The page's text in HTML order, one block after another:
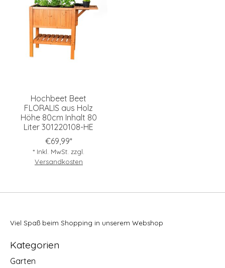
Hochbeet Beet
FLORALIS aus Holz
Höhe 80cm Inhalt 80
Liter 301220108-HE
€69,99*
* Inkl. MwSt. zzgl.
Versandkosten
Viel Spaß beim Shopping in unserem Webshop
Kategorien
Garten